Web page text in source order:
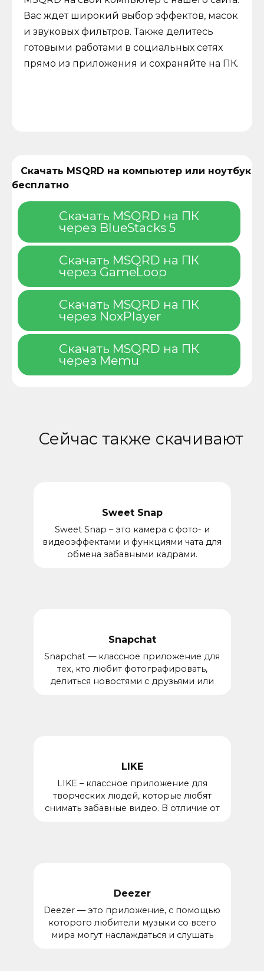
Вас ждет широкий выбор эффектов, масок
и звуковых фильтров. Также делитесь
готовыми работами в социальных сетях
прямо из приложения и сохраняйте на ПК.
Скачать MSQRD на компьютер или ноутбук
бесплатно
Скачать MSQRD на ПК
через BlueStacks 5
Скачать MSQRD на ПК
через GameLoop
Скачать MSQRD на ПК
через NoxPlayer
Скачать MSQRD на ПК
через Memu
Сейчас также скачивают
Sweet Snap
Sweet Snap – это камера с фото- и
видеоэффектами и функциями чата для
обмена забавными кадрами.
Snapchat
Snapchat — классное приложение для
тех, кто любит фотографировать,
делиться новостями с друзьями или
LIKE
LIKE – классное приложение для
творческих людей, которые любят
снимать забавные видео. В отличие от
Deezer
Deezer — это приложение, с помощью
которого любители музыки со всего
мира могут наслаждаться и слушать